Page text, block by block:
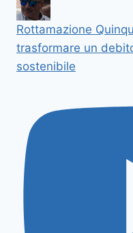
Rottamazione
trasformare un
sostenibile